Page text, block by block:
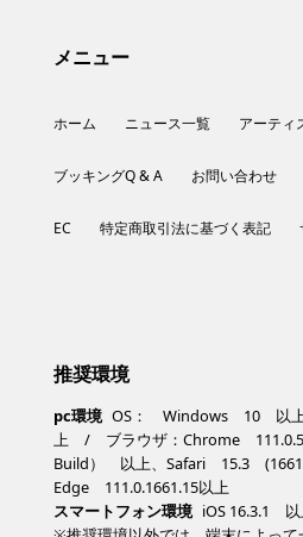
メニュー
ホーム ニュース一覧 アーティ
ブッキングQ & A お問い合わせ
EC 特定商取引法に基づく表記
推奨環境
pc環境 OS： Windows 10 以
上 / ブラウザ：Chrome
Build） 以上、Safari 15.3
Edge 111.0.1661.15以上
スマートフォン環境 iOS 16.3.1